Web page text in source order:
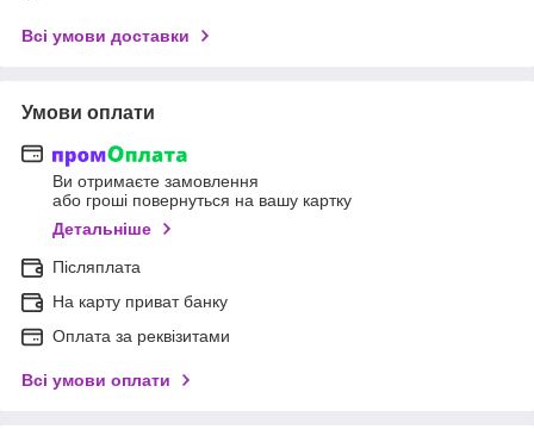
Всі умови доставки
Умови оплати
Ви отримаєте замовлення
або гроші повернуться на вашу картку
Детальніше
Післяплата
На карту приват банку
Оплата за реквізитами
Всі умови оплати